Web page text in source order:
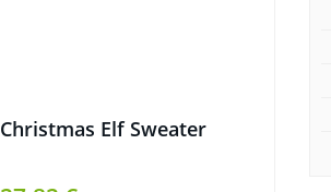
Christmas Elf Sweater